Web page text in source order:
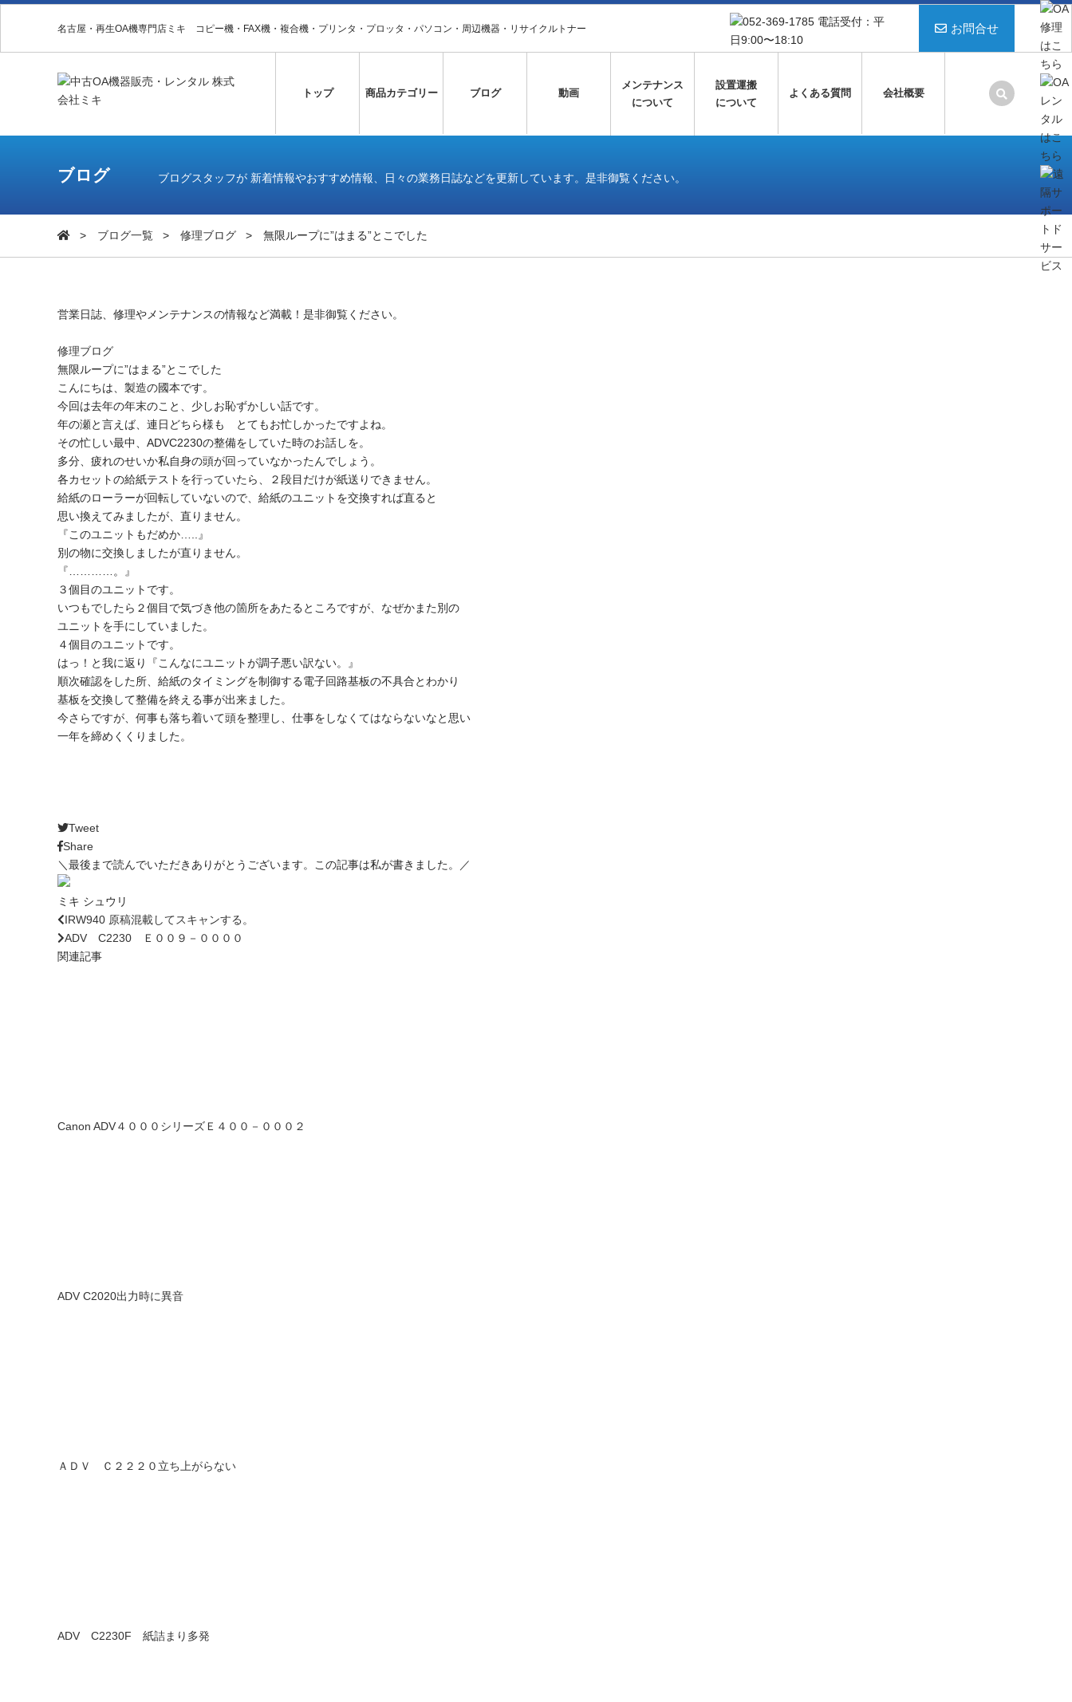
名古屋・再生OA機専門店ミキ コピー機・FAX機・複合機・プリンタ・プロッタ・パソコン・周辺機器・リサイクルトナー お問合せ
トップ 商品カテゴリー ブログ 動画
メンテナンス
について
設置運搬
について
よくある質問 会社概要
ブログ ブログスタッフが 新着情報やおすすめ情報、日々の業務日誌などを更新しています。是非御覧ください。
ブログ一覧 修理ブログ 無限ループに”はまる”とこでした
営業日誌、修理やメンテナンスの情報など満載！是非御覧ください。
修理ブログ
無限ループに”はまる”とこでした
こんにちは、製造の國本です。
今回は去年の年末のこと、少しお恥ずかしい話です。
年の瀬と言えば、連日どちら様も とてもお忙しかったですよね。
その忙しい最中、ADVC2230の整備をしていた時のお話しを。
多分、疲れのせいか私自身の頭が回っていなかったんでしょう。
各カセットの給紙テストを行っていたら、２段目だけが紙送りできません。
給紙のローラーが回転していないので、給紙のユニットを交換すれば直ると
思い換えてみましたが、直りません。
『このユニットもだめか…..』
別の物に交換しましたが直りません。
『…………。』
３個目のユニットです。
いつもでしたら２個目で気づき他の箇所をあたるところですが、なぜかまた別の
ユニットを手にしていました。
４個目のユニットです。
はっ！と我に返り『こんなにユニットが調子悪い訳ない。』
順次確認をした所、給紙のタイミングを制御する電子回路基板の不具合とわかり
基板を交換して整備を終える事が出来ました。
今さらですが、何事も落ち着いて頭を整理し、仕事をしなくてはならないなと思い
一年を締めくくりました。
Tweet
Share
＼最後まで読んでいただきありがとうございます。この記事は私が書きました。／
ミキ シュウリ
IRW940 原稿混載してスキャンする。
ADV C2230 Ｅ００９－００００
関連記事
Canon ADV４０００シリーズＥ４００－０００２
ADV C2020出力時に異音
ＡＤＶ Ｃ２２２０立ち上がらない
ADV C2230F 紙詰まり多発